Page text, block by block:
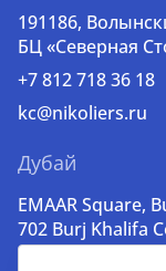
191186,
БЦ «Северная
+7 812 718 36 18
kc@nikoliers.ru
Дубай
EMAAR Square,
702 Burj Khalifa